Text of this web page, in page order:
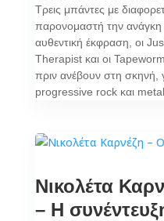
Τρεις μπάντες με
παρονομαστή την ανάγκη
αυθεντική έκφραση, οι
Therapist και οι
πριν ανέβουν στη σκηνή,
progressive rock και metal.
Νικολέτα
– Η